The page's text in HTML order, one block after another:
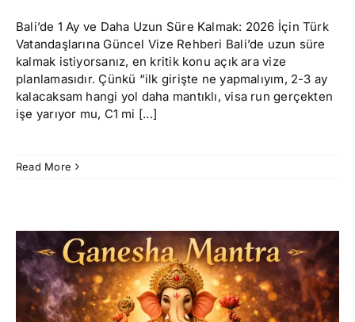
Bali’de 1 Ay ve Daha Uzun Süre Kalmak: 2026 İçin Türk
Vatandaşlarına Güncel Vize Rehberi Bali’de uzun süre
kalmak istiyorsanız, en kritik konu açık ara vize
planlamasıdır. Çünkü “ilk girişte ne yapmalıyım, 2-3 ay
kalacaksam hangi yol daha mantıklı, visa run gerçekten
işe yarıyor mu, C1 mi [...]
Read More